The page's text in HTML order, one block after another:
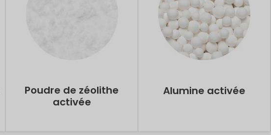
Poudre de zéolithe
activée
Alumine activée